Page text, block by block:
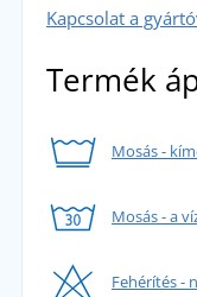
Kapcsolat a
Termék
Mosás -
Mosás - a
Fehérítés -